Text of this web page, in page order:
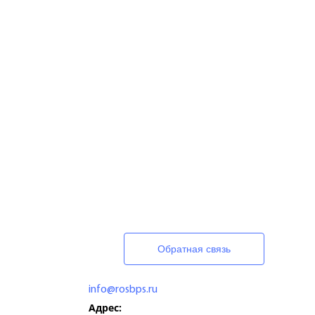
Обратная связь
info@rosbps.ru
Адрес: